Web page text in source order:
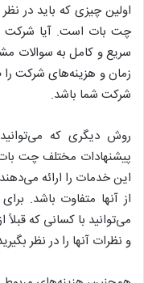
اولین چیزی که باید در
چت بات است. آیا شرکت
سریع و کامل به سوالات
زمان و هزینه‌های شرکت را
شرکت شما باشد.
روش دیگری که می‌توانید
پیشنهادات مختلف چت
این خدمات را ارائه
از آنها متفاوت باشد.
می‌توانید با کسانی که
و نظرات آنها را در نظر